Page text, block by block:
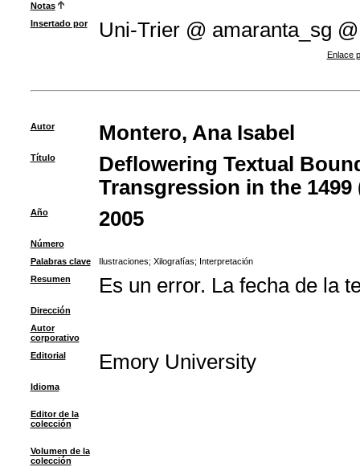
Notas
Insertado por
Uni-Trier @ amaranta_sg @
Enlace
Autor Montero, Ana Isabel
Título
Deflowering Textual
Transgression in the
Año 2005
Número
Palabras clave
Ilustraciones; Xilografías; Interpretación
Resumen
Es un error. La fecha de la
Dirección
Autor
corporativo
Editorial
Emory University
Idioma
Editor de la
colección
Volumen de la
colección